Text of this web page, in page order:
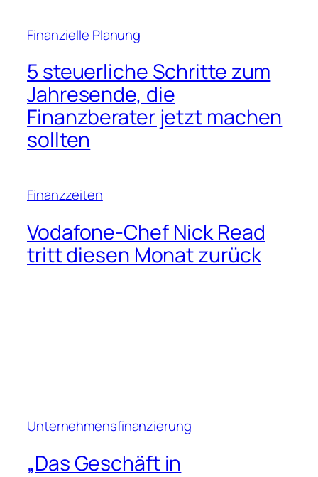
Finanzielle Planung
5 steuerliche Schritte zum
Jahresende, die
Finanzberater jetzt machen
sollten
Finanzzeiten
Vodafone-Chef Nick Read
tritt diesen Monat zurück
Unternehmensfinanzierung
„Das Geschäft in